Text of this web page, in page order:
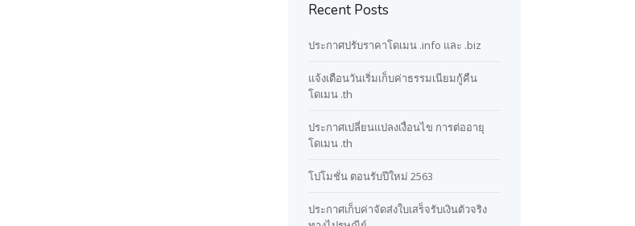
Recent Posts
ประกาศปรับราคาโดเมน .info และ .biz
แจ้งเตือนวันเริ่มเก็บค่าธรรมเนียมกู้คืน
โดเมน .th
ประกาศเปลี่ยนแปลงเงื่อนไข การต่ออายุ
โดเมน .th
โปโมชั่น ตอนรับปีใหม่ 2563
ประกาศเก็บค่าจัดส่งใบเสร็จรับเงินตัวจริง